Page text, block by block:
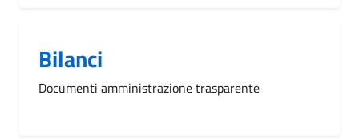
Bilanci
Documenti amministrazione trasparente